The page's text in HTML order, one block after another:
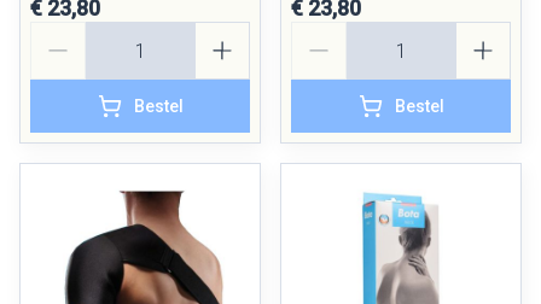
€ 23,80
Bestel
€ 23,80
Bestel